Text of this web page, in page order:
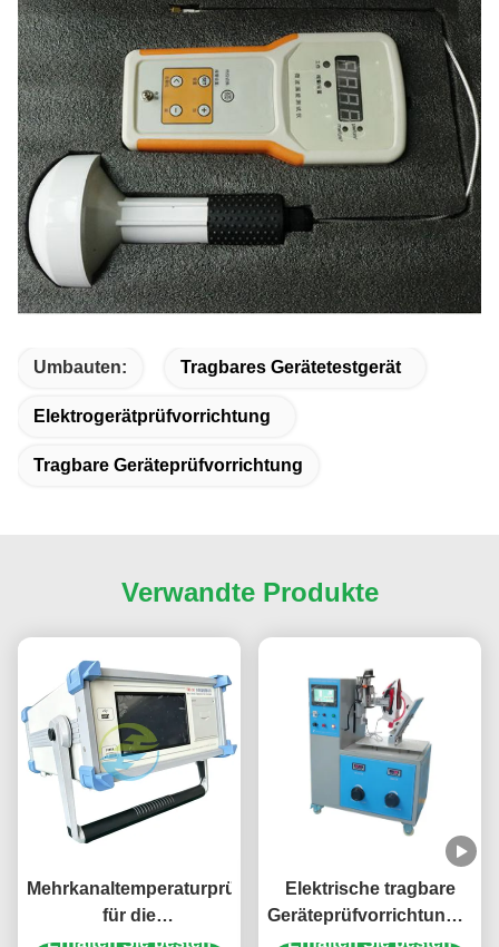
Umbauten: Tragbares Gerätetestgerät
Elektrogerätprüfvorrichtung
Tragbare Geräteprüfvorrichtung
Verwandte Produkte
Mehrkanaltemperaturprüfer
für die
Temperaturanstiegstestung
Erhalten Sie besten
Elektrische tragbare
Geräteprüfvorrichtungs-
drahtlose
Erhalten Sie besten